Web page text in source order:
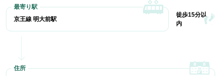
京王線 明大前駅
徒歩15分以
内